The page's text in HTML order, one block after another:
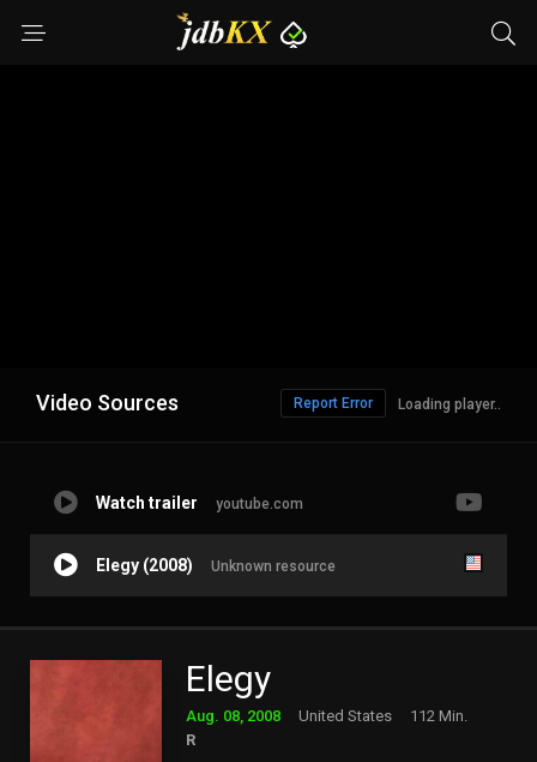
Video Sources Loading player..
Report Error
Watch trailer youtube.com
Elegy (2008) Unknown resource
Elegy
Aug. 08, 2008 United States
112 Min.
R